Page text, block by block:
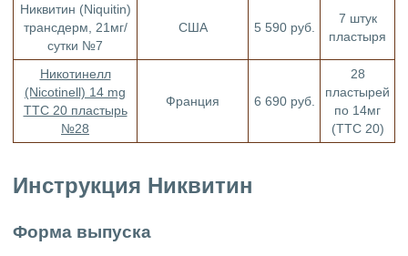
Никвитин (Niquitin)
трансдерм, 21мг/
сутки №7
США 5 590 руб.
7 штук
пластыря
Никотинелл
(Nicotinell) 14 mg
ТТС 20 пластырь
№28
Франция 6 690 руб.
28
пластырей
по 14мг
(ТТС 20)
Инструкция Никвитин
Форма выпуска